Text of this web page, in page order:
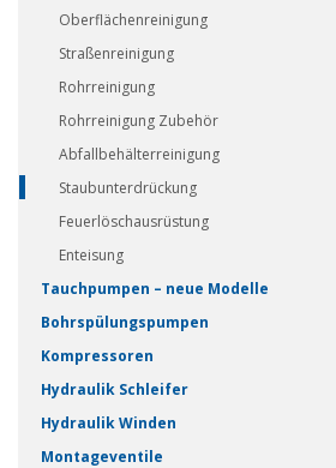
Oberflächenreinigung
Straßenreinigung
Rohrreinigung
Rohrreinigung Zubehör
Abfallbehälterreinigung
Staubunterdrückung
Feuerlöschausrüstung
Enteisung
Tauchpumpen – neue Modelle
Bohrspülungspumpen
Kompressoren
Hydraulik Schleifer
Hydraulik Winden
Montageventile